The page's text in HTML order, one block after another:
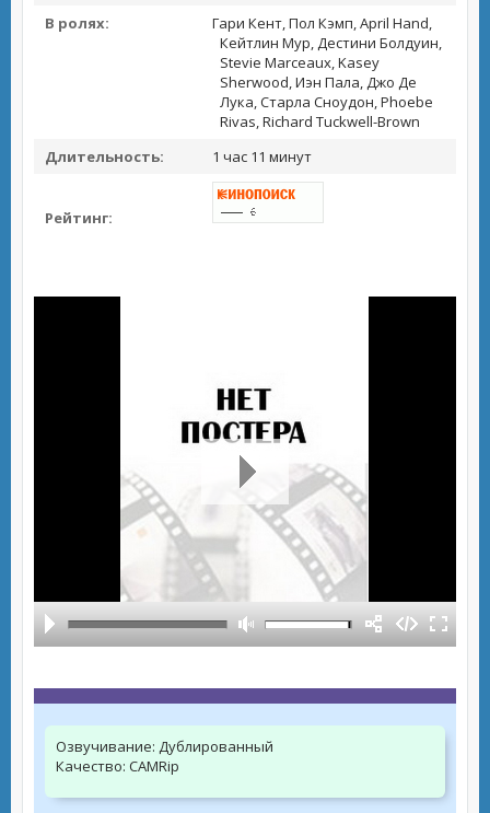
В ролях:
Гари Кент, Пол Кэмп, April Hand,
Кейтлин Мур, Дестини Болдуин,
Stevie Marceaux, Kasey
Sherwood, Иэн Пала, Джо Де
Лука, Старла Сноудон, Phoebe
Rivas, Richard Tuckwell-Brown
Длительность:
1 час 11 минут
Рейтинг:
Озвучивание: Дублированный
Качество: CAMRip